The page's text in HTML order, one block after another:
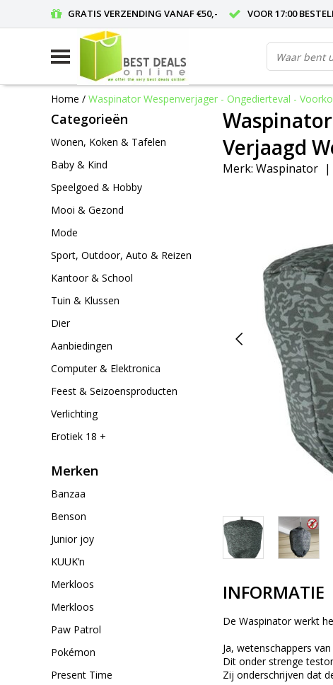
GRATIS VERZENDING VANAF €50,- VOOR 17:00
Home / Waspinator Wespenverjager - Ongedierteval -
Categorieën
Wonen, Koken & Tafelen
Baby & Kind
Speelgoed & Hobby
Mooi & Gezond
Mode
Sport, Outdoor, Auto & Reizen
Kantoor & School
Tuin & Klussen
Dier
Aanbiedingen
Computer & Elektronica
Feest & Seizoensproducten
Verlichting
Erotiek 18 +
Merken
Banzaa
Benson
Junior joy
KUUK’n
Merkloos
Merkloos
Paw Patrol
Pokémon
Present Time
Verjaagd
Merk: Waspinator |
INFORMATIE
De Waspinator werkt
Ja, wetenschappers
Dit onder strenge
Zij onderschrijven dat